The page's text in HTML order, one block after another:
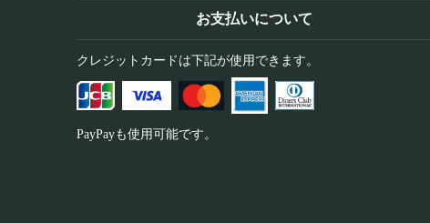
お支払いについて
クレジットカードは下記が使用できます。
PayPayも使用可能です。